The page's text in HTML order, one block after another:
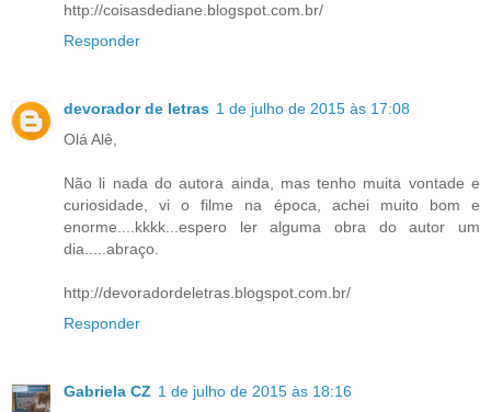
http://coisasdediane.blogspot.com.br/
Responder
devorador de letras 1 de julho de 2015 às 17:08
Olá Alê,
Não li nada do autora ainda, mas tenho muita vontade e
curiosidade, vi o filme na época, achei muito bom e
enorme....kkkk...espero ler alguma obra do autor um
dia.....abraço.
http://devoradordeletras.blogspot.com.br/
Responder
Gabriela CZ 1 de julho de 2015 às 18:16